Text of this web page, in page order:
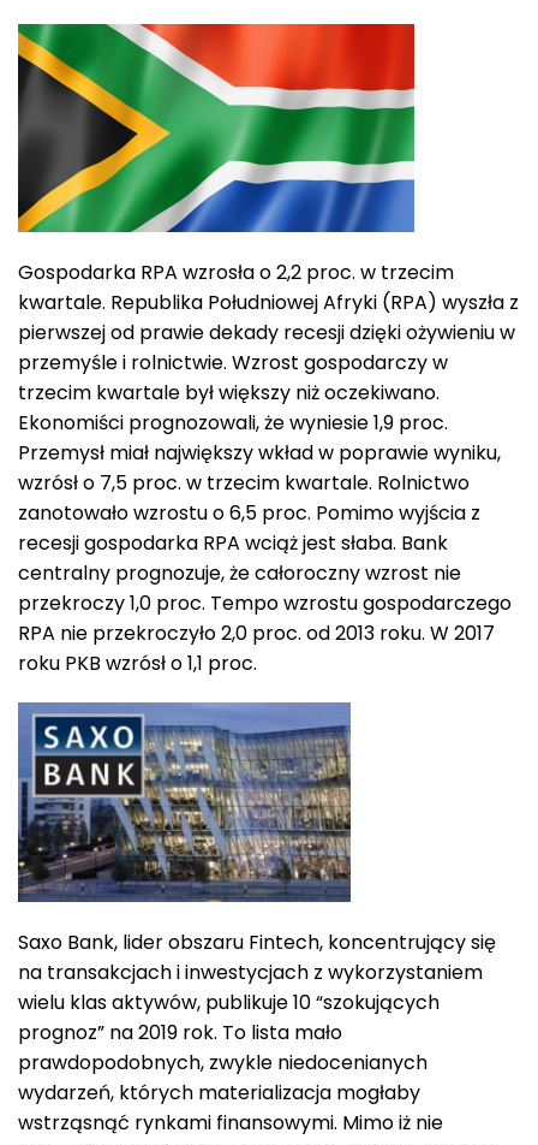
Gospodarka RPA wzrosła o 2,2 proc. w trzecim
kwartale. Republika Południowej Afryki (RPA) wyszła z
pierwszej od prawie dekady recesji dzięki ożywieniu w
przemyśle i rolnictwie. Wzrost gospodarczy w
trzecim kwartale był większy niż oczekiwano.
Ekonomiści prognozowali, że wyniesie 1,9 proc.
Przemysł miał największy wkład w poprawie wyniku,
wzrósł o 7,5 proc. w trzecim kwartale. Rolnictwo
zanotowało wzrostu o 6,5 proc. Pomimo wyjścia z
recesji gospodarka RPA wciąż jest słaba. Bank
centralny prognozuje, że całoroczny wzrost nie
przekroczy 1,0 proc. Tempo wzrostu gospodarczego
RPA nie przekroczyło 2,0 proc. od 2013 roku. W 2017
roku PKB wzrósł o 1,1 proc.
Saxo Bank, lider obszaru Fintech, koncentrujący się
na transakcjach i inwestycjach z wykorzystaniem
wielu klas aktywów, publikuje 10 “szokujących
prognoz” na 2019 rok. To lista mało
prawdopodobnych, zwykle niedocenianych
wydarzeń, których materializacja mogłaby
wstrząsnąć rynkami finansowymi. Mimo iż nie